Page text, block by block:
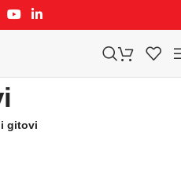
gitovi